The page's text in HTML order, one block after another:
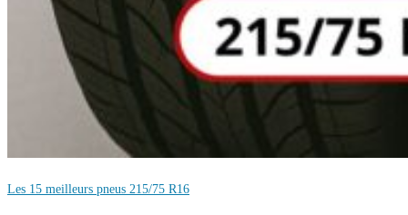
Les 15 meilleurs pneus 215/75 R16